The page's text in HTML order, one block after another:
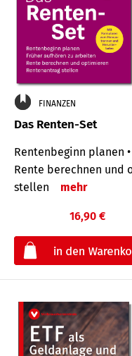
FINANZEN
Das Renten-Set
Rentenbeginn planen
Rente berechnen und
stellen
mehr
16,90 €